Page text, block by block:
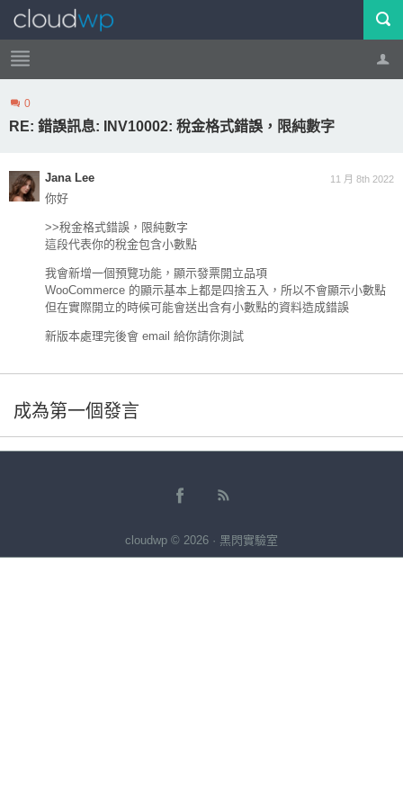
帳號 登出
0
RE: 錯誤訊息: INV10002: 稅金格式錯誤，限純數字
11 月 8th 2022
Jana Lee
你好
>>稅金格式錯誤，限純數字
這段代表你的稅金包含小數點
我會新增一個預覽功能，顯示發票開立品項
WooCommerce 的顯示基本上都是四捨五入，所以不會顯示小數點
但在實際開立的時候可能會送出含有小數點的資料造成錯誤
新版本處理完後會 email 給你請你測試
成為第一個發言
cloudwp © 2026 · 黑閃實驗室